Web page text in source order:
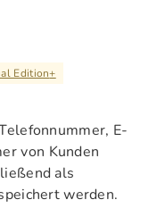
Edition+
E-
von Kunden
als
werden.